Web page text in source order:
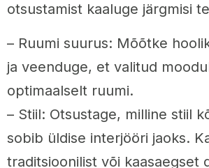
otsustamist kaaluge järgmisi
– Ruumi suurus: Mõõtke
ja veenduge, et valitud
optimaalselt ruumi.
– Stiil: Otsustage, milline stiil
sobib üldise interjööri jaoks.
traditsioonilist või kaasaegset